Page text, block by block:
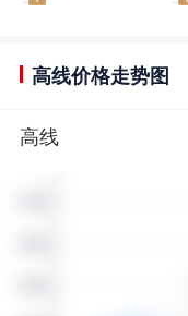
高线价格走势图
高线